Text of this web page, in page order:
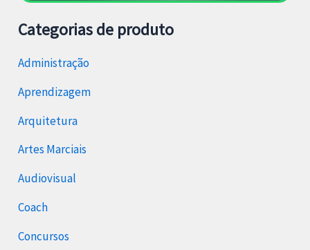
Categorias de produto
Administração
Aprendizagem
Arquitetura
Artes Marciais
Audiovisual
Coach
Concursos